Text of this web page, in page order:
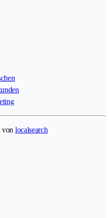
von localsearch